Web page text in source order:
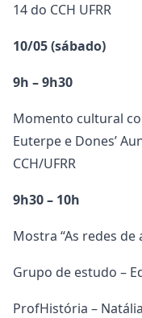
14 do CCH UFRR
10/05 (sábado)
9h – 9h30
Momento cultural
Euterpe e Dones’
CCH/UFRR
9h30 – 10h
Mostra “As redes de
Grupo de estudo –
ProfHistória –